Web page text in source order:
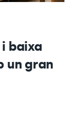
baixa
un gran